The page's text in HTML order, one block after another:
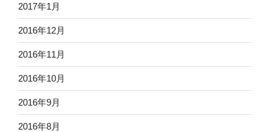
2017年1月
2016年12月
2016年11月
2016年10月
2016年9月
2016年8月